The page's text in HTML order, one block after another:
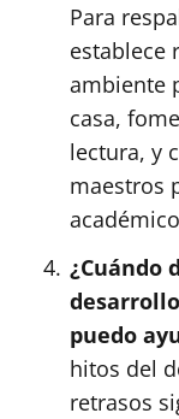
Para
establece
ambiente
casa,
lectura, y
maestros
¿Cuándo
puedo
hitos del
retrasos